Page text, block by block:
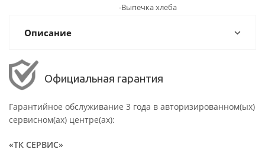
-Выпечка хлеба
Описание
Официальная гарантия
Гарантийное обслуживание 3 года в авторизированном(ых)
сервисном(ах) центре(ах):
«ТК СЕРВИС»